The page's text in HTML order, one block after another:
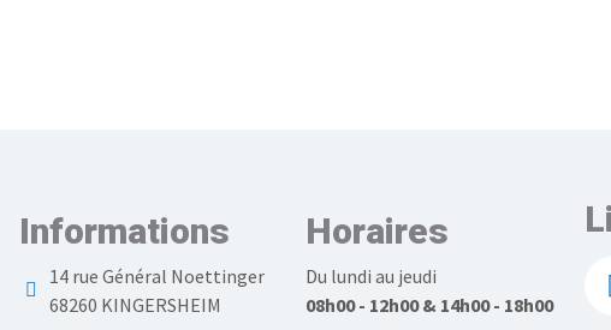
Informations
14 rue Général Noettinger
68260 KINGERSHEIM
Horaires
Du lundi au jeudi
08h00 - 12h00 & 14h00 - 18h00